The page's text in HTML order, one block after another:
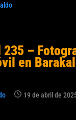
235 –
en
19 de abril de